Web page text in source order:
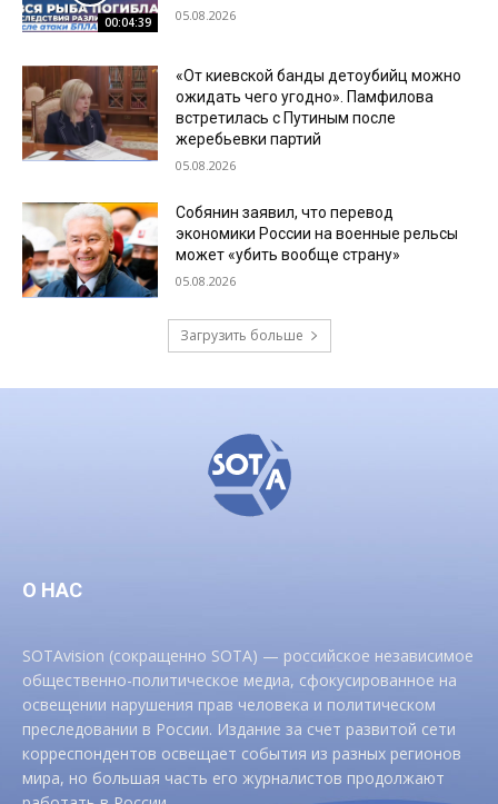
00:04:39 05.08.2026
«От киевской банды детоубийц можно
ожидать чего угодно». Памфилова
встретилась с Путиным после
жеребьевки партий
05.08.2026
Собянин заявил, что перевод
экономики России на военные рельсы
может «убить вообще страну»
05.08.2026
Загрузить больше
О НАС
SOTAvision (сокращенно SOTA) — российское независимое
общественно-политическое медиа, сфокусированное на
освещении нарушения прав человека и политическом
преследовании в России. Издание за счет развитой сети
корреспондентов освещает события из разных регионов
мира, но большая часть его журналистов продолжают